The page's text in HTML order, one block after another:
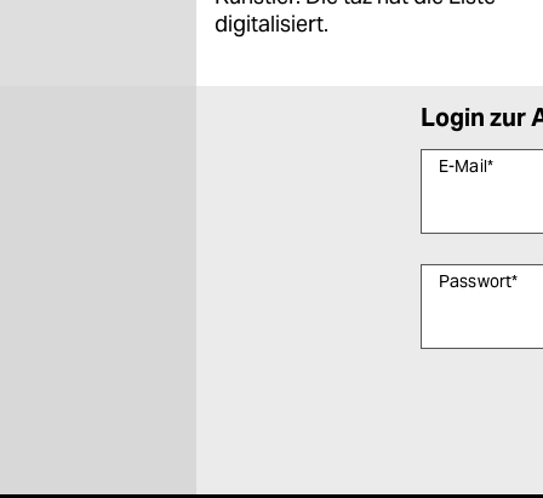
digitalisiert.
Login zur
E-Mail*
Passwort*